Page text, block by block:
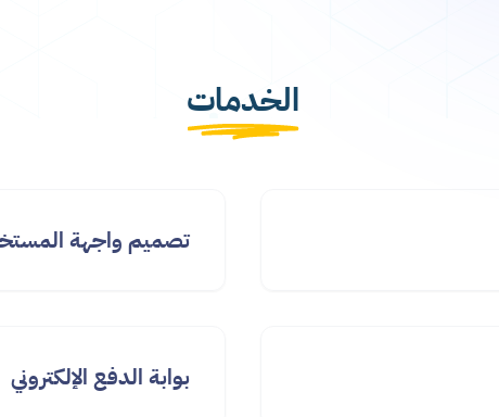
الخدمات
تصميم واجهة
بوابة الدفع الإلكتروني